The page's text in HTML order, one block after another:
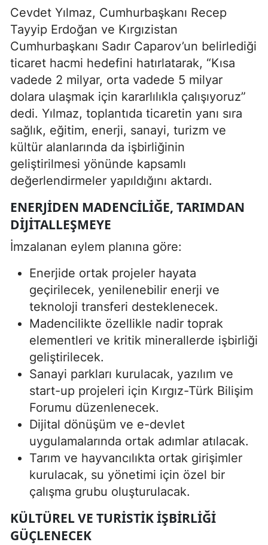
Cevdet Yılmaz, Cumhurbaşkanı Recep
Tayyip Erdoğan ve Kırgızistan
Cumhurbaşkanı Sadır Caparov’un belirlediği
ticaret hacmi hedefini hatırlatarak, “Kısa
vadede 2 milyar, orta vadede 5 milyar
dolara ulaşmak için kararlılıkla çalışıyoruz”
dedi. Yılmaz, toplantıda ticaretin yanı sıra
sağlık, eğitim, enerji, sanayi, turizm ve
kültür alanlarında da işbirliğinin
geliştirilmesi yönünde kapsamlı
değerlendirmeler yapıldığını aktardı.
ENERJIDEN MADENCILIĞE, TARIMDAN
DIJITALLEŞMEYE
İmzalanan eylem planına göre:
Enerjide ortak projeler hayata
geçirilecek, yenilenebilir enerji ve
teknoloji transferi desteklenecek.
Madencilikte özellikle nadir toprak
elementleri ve kritik minerallerde işbirliği
geliştirilecek.
Sanayi parkları kurulacak, yazılım ve
start-up projeleri için Kırgız-Türk Bilişim
Forumu düzenlenecek.
Dijital dönüşüm ve e-devlet
uygulamalarında ortak adımlar atılacak.
Tarım ve hayvancılıkta ortak girişimler
kurulacak, su yönetimi için özel bir
çalışma grubu oluşturulacak.
KÜLTÜREL VE TURISTIK İŞBIRLIĞI
GÜÇLENECEK